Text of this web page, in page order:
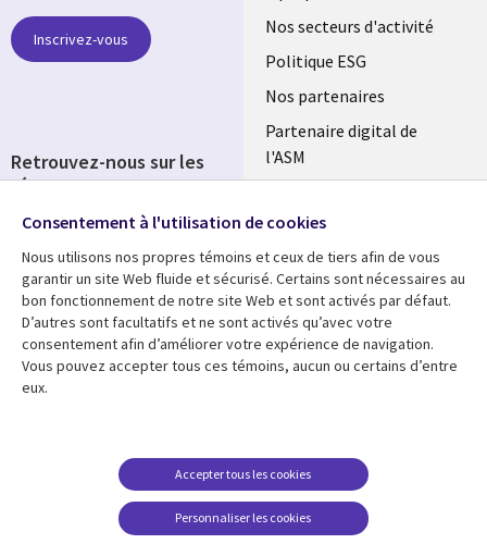
links
FRANCE
Nos secteurs d'activité
Politique ESG
Nos partenaires
Partenaire digital de
l'ASM
Fusions
Ressources
Library
Links
Articles
Blog
Support
Legal
Accessibilité
conditions juridiques
FAQ Carrières
Centre de gestion des
Inscrivez-vous
Retrouvez-nous sur les
réseaux
Social
Media
FRANCE
Consentement à l'utilisation de cookies
Nous utilisons nos propres témoins et ceux de tiers afin de vous
garantir un site Web fluide et sécurisé. Certains sont nécessaires au
bon fonctionnement de notre site Web et sont activés par défaut.
D’autres sont facultatifs et ne sont activés qu’avec votre
consentement afin d’améliorer votre expérience de navigation.
Vous pouvez accepter tous ces témoins, aucun ou certains d’entre
eux.
Personnaliser les cookies
Accepter tous les cookies